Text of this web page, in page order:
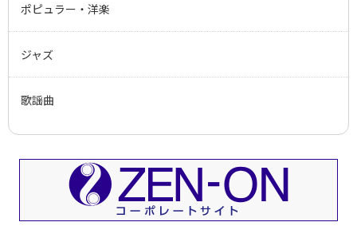
オカリナ
ミュージックベル
ポピュラー・洋楽
ジャズ
歌謡曲